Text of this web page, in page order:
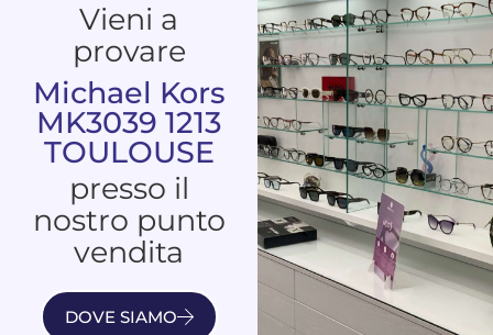
Vieni a
provare
Michael Kors
MK3039 1213
TOULOUSE
presso il
nostro punto
vendita
DOVE SIAMO